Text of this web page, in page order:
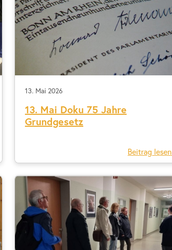
13. Mai 2026
13. Mai Doku 75 Jahre
Grundgesetz
Beitrag lesen